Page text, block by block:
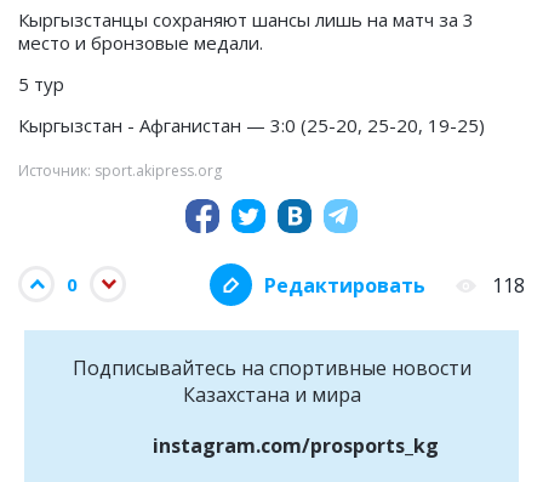
Кыргызстанцы сохраняют шансы лишь на матч за 3
место и бронзовые медали.
5 тур
Кыргызстан - Афганистан — 3:0 (25-20, 25-20, 19-25)
Источник: sport.akipress.org
0 Редактировать 118
Подписывайтесь на cпортивные новости
Казахстана и мира
instagram.com/prosports_kg